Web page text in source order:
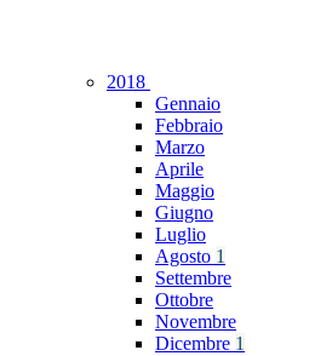
2018
Gennaio
Febbraio
Marzo
Aprile
Maggio
Giugno
Luglio
Agosto 1
Settembre
Ottobre
Novembre
Dicembre 1